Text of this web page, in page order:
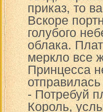
приказ, то
Вскоре
голубого
облака.
меркло все
Принцесса
- Потребуй
Король,